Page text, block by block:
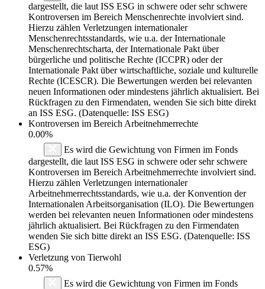
dargestellt, die laut ISS ESG in schwere oder sehr schwere
Kontroversen im Bereich Menschenrechte involviert sind.
Hierzu zählen Verletzungen internationaler
Menschenrechtsstandards, wie u.a. der Internationale
Menschenrechtscharta, der Internationale Pakt über
bürgerliche und politische Rechte (ICCPR) oder der
Internationale Pakt über wirtschaftliche, soziale und kulturelle
Rechte (ICESCR). Die Bewertungen werden bei relevanten
neuen Informationen oder mindestens jährlich aktualisiert. Bei
Rückfragen zu den Firmendaten, wenden Sie sich bitte direkt
an ISS ESG. (Datenquelle: ISS ESG)
Kontroversen im Bereich Arbeitnehmerrechte
0.00%
Es wird die Gewichtung von Firmen im Fonds
dargestellt, die laut ISS ESG in schwere oder sehr schwere
Kontroversen im Bereich Arbeitnehmerrechte involviert sind.
Hierzu zählen Verletzungen internationaler
Arbeitnehmerrechtsstandards, wie u.a. der Konvention der
Internationalen Arbeitsorganisation (ILO). Die Bewertungen
werden bei relevanten neuen Informationen oder mindestens
jährlich aktualisiert. Bei Rückfragen zu den Firmendaten
wenden Sie sich bitte direkt an ISS ESG. (Datenquelle: ISS
ESG)
Verletzung von Tierwohl
0.57%
Es wird die Gewichtung von Firmen im Fonds